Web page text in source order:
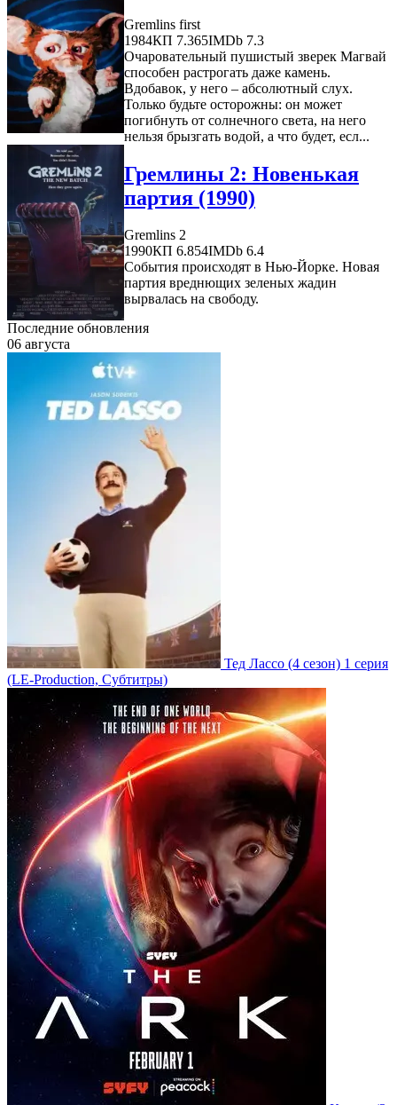
Gremlins first
1984КП 7.365IMDb 7.3
Очаровательный пушистый зверек Магвай
способен растрогать даже камень.
Вдобавок, у него – абсолютный слух.
Только будьте осторожны: он может
погибнуть от солнечного света, на него
нельзя брызгать водой, а что будет, есл...
Гремлины 2: Новенькая
партия (1990)
Gremlins 2
1990КП 6.854IMDb 6.4
События происходят в Нью-Йорке. Новая
партия вреднющих зеленых жадин
вырвалась на свободу.
Последние обновления
06 августа
Тед Лассо (4 сезон) 1 серия
(LE-Production, Субтитры)